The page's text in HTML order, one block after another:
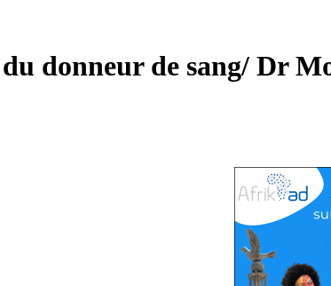
donneur de sang/ Dr